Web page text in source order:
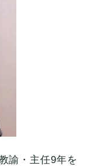
諭・主任9年を